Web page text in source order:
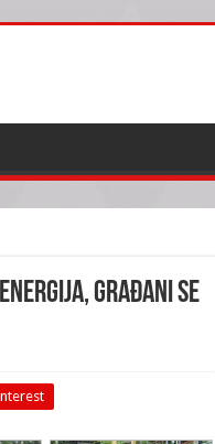
GRAĐANI SE